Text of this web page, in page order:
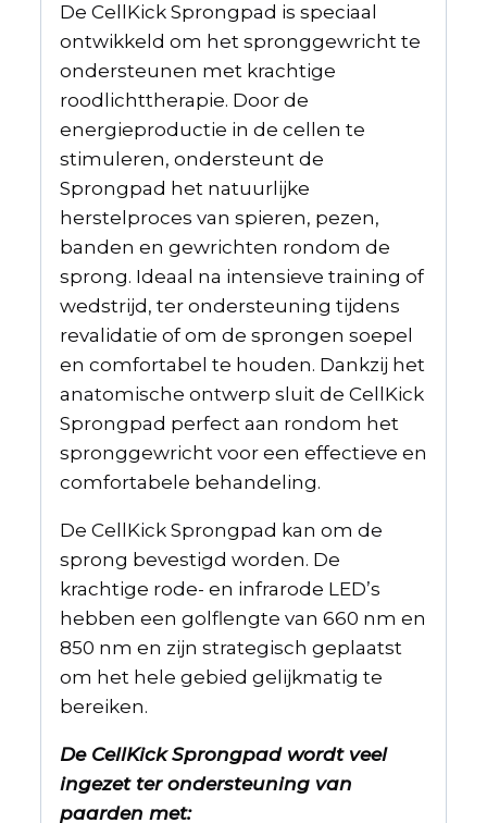
De CellKick Sprongpad is speciaal
ontwikkeld om het spronggewricht te
ondersteunen met krachtige
roodlichttherapie. Door de
energieproductie in de cellen te
stimuleren, ondersteunt de
Sprongpad het natuurlijke
herstelproces van spieren, pezen,
banden en gewrichten rondom de
sprong. Ideaal na intensieve training of
wedstrijd, ter ondersteuning tijdens
revalidatie of om de sprongen soepel
en comfortabel te houden. Dankzij het
anatomische ontwerp sluit de CellKick
Sprongpad perfect aan rondom het
spronggewricht voor een effectieve en
comfortabele behandeling.
De CellKick Sprongpad kan om de
sprong bevestigd worden. De
krachtige rode- en infrarode LED’s
hebben een golflengte van 660 nm en
850 nm en zijn strategisch geplaatst
om het hele gebied gelijkmatig te
bereiken.
De CellKick Sprongpad wordt veel
ingezet ter ondersteuning van
paarden met: